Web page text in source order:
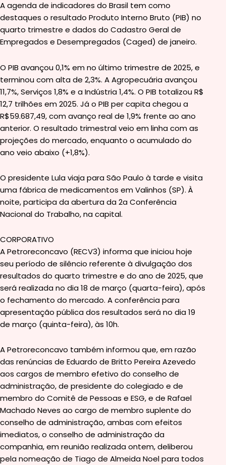
A agenda de indicadores do Brasil tem como
destaques o resultado Produto Interno Bruto (PIB) no
quarto trimestre e dados do Cadastro Geral de
Empregados e Desempregados (Caged) de janeiro.
O PIB avançou 0,1% em no último trimestre de 2025, e
terminou com alta de 2,3%. A Agropecuária avançou
11,7%, Serviços 1,8% e a Indústria 1,4%. O PIB totalizou R$
12,7 trilhões em 2025. Já o PIB per capita chegou a
R$59.687,49, com avanço real de 1,9% frente ao ano
anterior. O resultado trimestral veio em linha com as
projeções do mercado, enquanto o acumulado do
ano veio abaixo (+1,8%).
O presidente Lula viaja para São Paulo à tarde e visita
uma fábrica de medicamentos em Valinhos (SP). À
noite, participa da abertura da 2a Conferência
Nacional do Trabalho, na capital.
CORPORATIVO
A Petroreconcavo (RECV3) informa que iniciou hoje
seu período de silêncio referente à divulgação dos
resultados do quarto trimestre e do ano de 2025, que
será realizada no dia 18 de março (quarta-feira), após
o fechamento do mercado. A conferência para
apresentação pública dos resultados será no dia 19
de março (quinta-feira), às 10h.
A Petroreconcavo também informou que, em razão
das renúncias de Eduardo de Britto Pereira Azevedo
aos cargos de membro efetivo do conselho de
administração, de presidente do colegiado e de
membro do Comitê de Pessoas e ESG, e de Rafael
Machado Neves ao cargo de membro suplente do
conselho de administração, ambas com efeitos
imediatos, o conselho de administração da
companhia, em reunião realizada ontem, deliberou
pela nomeação de Tiago de Almeida Noel para todos